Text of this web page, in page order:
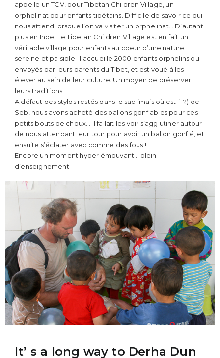
appelle un TCV, pour Tibetan Children Village, un
orphelinat pour enfants tibétains. Difficile de savoir ce qui
nous attend lorsque l’on va visiter un orphelinat… D’autant
plus en Inde. Le Tibetan Children Village est en fait un
véritable village pour enfants au coeur d’une nature
sereine et paisible. Il accueille 2000 enfants orphelins ou
envoyés par leurs parents du Tibet, et est voué à les
élever au sein de leur culture. Un moyen de préserver
leurs traditions.
A défaut des stylos restés dans le sac (mais où est-il ?) de
Seb, nous avons acheté des ballons gonflables pour ces
petits bouts de choux… Il fallait les voir s’agglutiner autour
de nous attendant leur tour pour avoir un ballon gonflé, et
ensuite s’éclater avec comme des fous !
Encore un moment hyper émouvant… plein
d’enseignement.
It’ s a long way to Derha Dun